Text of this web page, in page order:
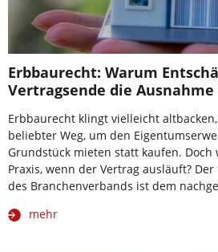
Erbbaurecht: Warum
Vertragsende die
Erbbaurecht klingt vielleicht
beliebter Weg, um den
Grundstück mieten statt kaufen. Doch
Praxis, wenn der Vertrag ausläuft?
des Branchenverbands ist dem
mehr